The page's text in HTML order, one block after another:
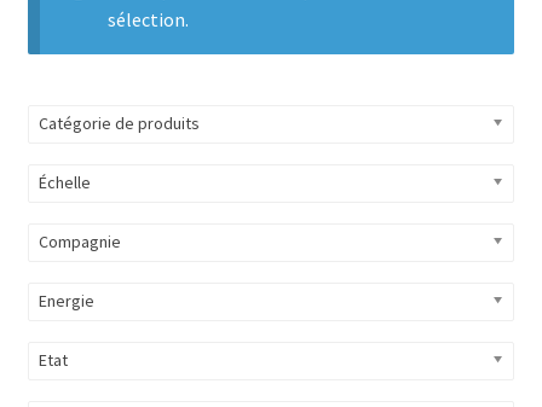
sélection.
Catégorie de produits
Échelle
Compagnie
Energie
Etat